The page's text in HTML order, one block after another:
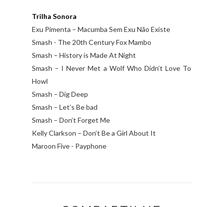
Trilha Sonora
Exu Pimenta – Macumba Sem Exu Não Existe
Smash - The 20th Century Fox Mambo
Smash – History is Made At Night
Smash – I Never Met a Wolf Who Didn’t Love To
Howl
Smash – Dig Deep
Smash – Let’s Be bad
Smash – Don’t Forget Me
Kelly Clarkson – Don’t Be a Girl About It
Maroon Five - Payphone